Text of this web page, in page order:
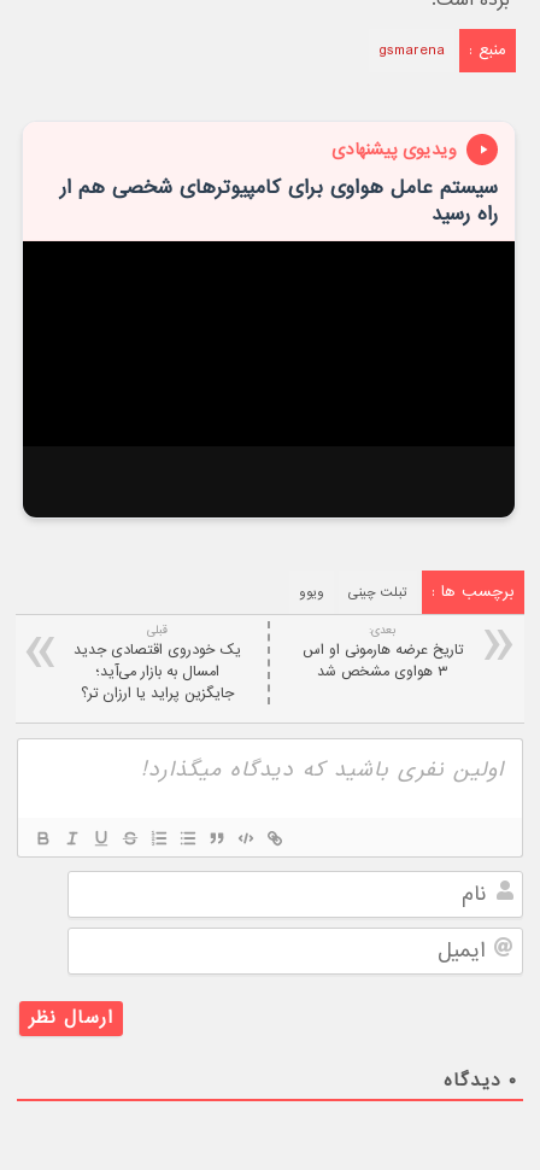
منبع : gsmarena
ویدیوی پیشنهادی
سیستم عامل هواوی برای کامپیوترهای شخصی هم ار
راه رسید
برچسب ها : تبلت چینی ویوو
قبلی
یک خودروی اقتصادی جدید
امسال به بازار می‌آید؛
جایگزین پراید یا ارزان تر؟
بعدی:
تاریخ عرضه هارمونی او اس
۳ هواوی مشخص شد
ایمیل
۰ دیدگاه